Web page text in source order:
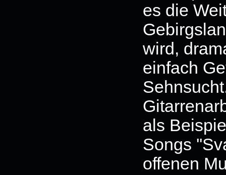
es die
wird,
einfach
als
Songs
offenen